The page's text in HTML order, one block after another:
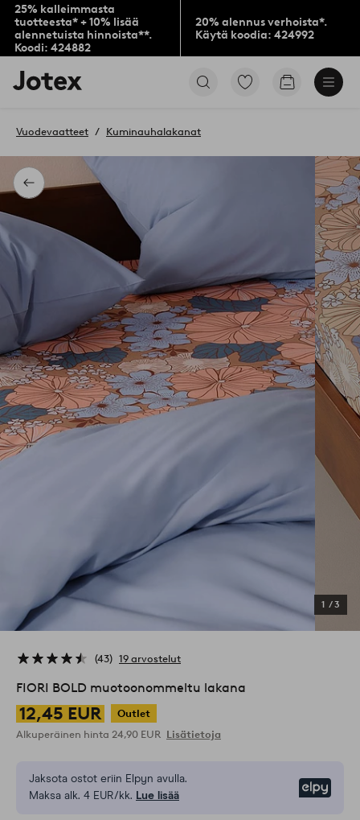
25% kalleimmasta
tuotteesta* + 10% lisää
alennetuista hinnoista**.
Koodi: 424882
20% alennus verhoista*.
Käytä koodia: 424992
Jotex-
logo
aloitussivulle
Siirry
Siirry
Takaisin
Vuodevaatteet Kuminauhalakanat
1 /3
43 19 arvostelut
FIORI BOLD muotoonommeltu lakana
12,45 EUR
Outlet
Alkuperäinen hinta 24,90 EUR Lisätietoja
Jaksota ostot eriin Elpyn avulla.
Maksa alk. 4 EUR/kk. Lue lisää